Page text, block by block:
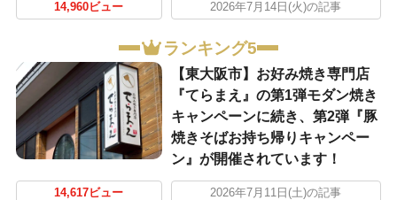
14,960ビュー 2026年7月14日(火)の記事
ランキング5
【東大阪市】お好み焼き専門店
『てらまえ』の第1弾モダン焼き
キャンペーンに続き、第2弾『豚
焼きそばお持ち帰りキャンペー
ン』が開催されています！
14,617ビュー 2026年7月11日(土)の記事